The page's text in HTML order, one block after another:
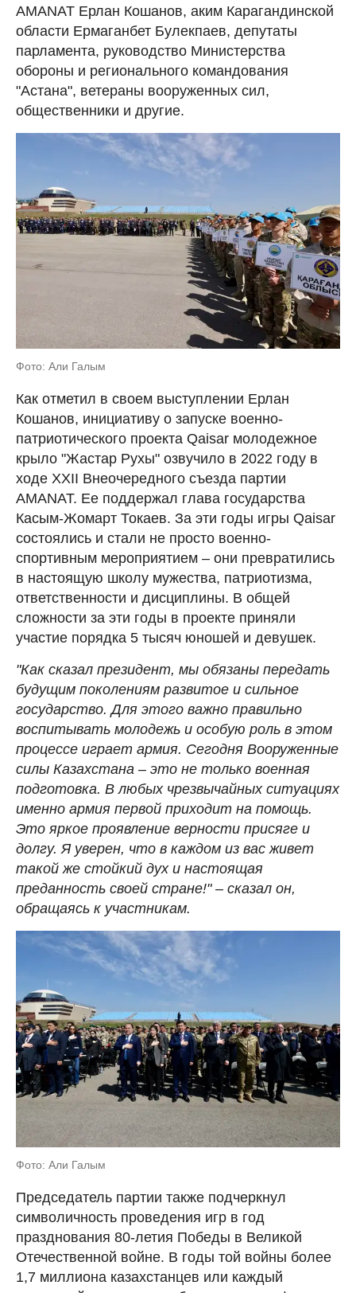
AMANAT Ерлан Кошанов, аким Карагандинской
области Ермаганбет Булекпаев, депутаты
парламента, руководство Министерства
обороны и регионального командования
"Астана", ветераны вооруженных сил,
общественники и другие.
Фото: Али Галым
Как отметил в своем выступлении Ерлан
Кошанов, инициативу о запуске военно-
патриотического проекта Qaisar молодежное
крыло "Жастар Рухы" озвучило в 2022 году в
ходе XXII Внеочередного съезда партии
AMANAT. Ее поддержал глава государства
Касым-Жомарт Токаев. За эти годы игры Qaisar
состоялись и стали не просто военно-
спортивным мероприятием – они превратились
в настоящую школу мужества, патриотизма,
ответственности и дисциплины. В общей
сложности за эти годы в проекте приняли
участие порядка 5 тысяч юношей и девушек.
"Как сказал президент, мы обязаны передать
будущим поколениям развитое и сильное
государство. Для этого важно правильно
воспитывать молодежь и особую роль в этом
процессе играет армия. Сегодня Вооруженные
силы Казахстана – это не только военная
подготовка. В любых чрезвычайных ситуациях
именно армия первой приходит на помощь.
Это яркое проявление верности присяге и
долгу. Я уверен, что в каждом из вас живет
такой же стойкий дух и настоящая
преданность своей стране!" – сказал он,
обращаясь к участникам.
Фото: Али Галым
Председатель партии также подчеркнул
символичность проведения игр в год
празднования 80-летия Победы в Великой
Отечественной войне. В годы той войны более
1,7 миллиона казахстанцев или каждый